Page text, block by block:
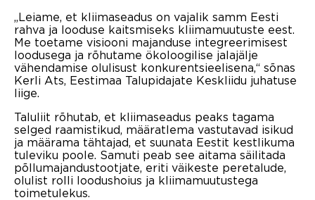
„Leiame, et kliimaseadus on vajalik samm Eesti
rahva ja looduse kaitsmiseks kliimamuutuste eest.
Me toetame visiooni majanduse integreerimisest
loodusega ja rõhutame ökoloogilise jalajälje
vähendamise olulisust konkurentsieelisena,“ sõnas
Kerli Ats, Eestimaa Talupidajate Keskliidu juhatuse
liige.
Taluliit rõhutab, et kliimaseadus peaks tagama
selged raamistikud, määratlema vastutavad isikud
ja määrama tähtajad, et suunata Eestit kestlikuma
tuleviku poole. Samuti peab see aitama säilitada
põllumajandustootjate, eriti väikeste peretalude,
olulist rolli loodushoius ja kliimamuutustega
toimetulekus.